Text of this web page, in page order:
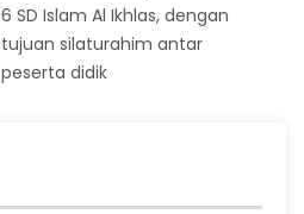
6 SD Islam Al Ikhlas, dengan
tujuan silaturahim antar
peserta didik